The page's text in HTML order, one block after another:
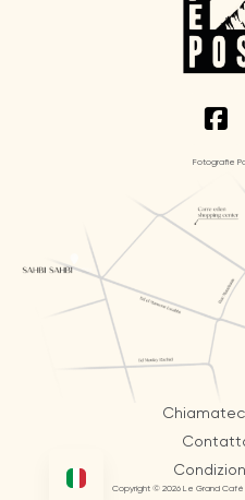
Fotografie
Copyright © 2026 Le Grand Café